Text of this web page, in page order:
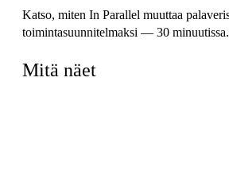
Katso, miten In Parallel muuttaa
toimintasuunnitelmaksi — 30 minuutissa.
Mitä näet